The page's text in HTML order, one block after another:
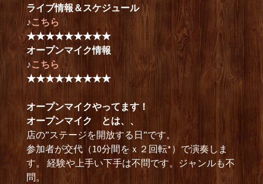
ライブ情報＆スケジュール
♪こちら
★★★★★★★★★
オープンマイク情報
♪こちら
★★★★★★★★★
オープンマイクやってます！
オープンマイク とは、、
店の”ステージを開放する日”です。
参加者が交代（10分間をｘ２回転*）で演奏しま
す。 経験や上手い下手は不問です。ジャンルも不
問。